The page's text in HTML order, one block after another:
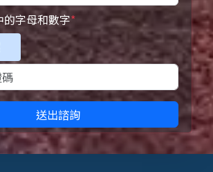
字母和數字*
送出諮詢